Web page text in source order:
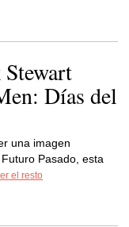
Días del
una imagen
Pasado, esta
el resto